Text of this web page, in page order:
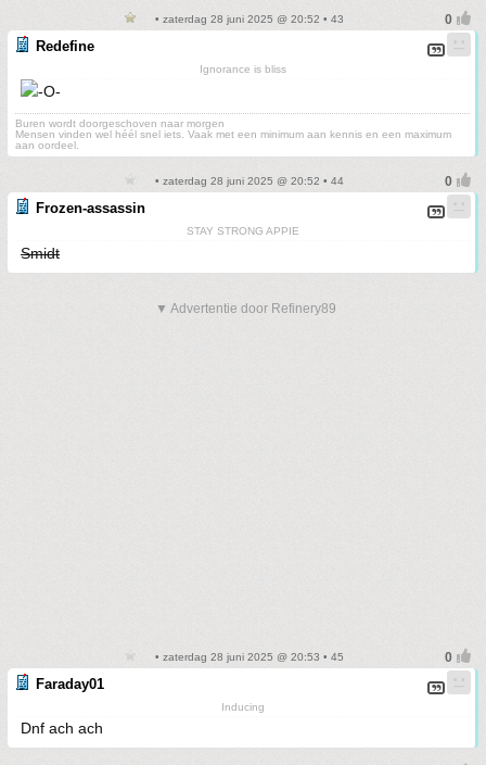
• zaterdag 28 juni 2025 @ 20:52 • 43
Redefine
Ignorance is bliss
Buren wordt doorgeschoven naar morgen
Mensen vinden wel héél snel iets. Vaak met een minimum aan kennis en een maximum
aan oordeel.
• zaterdag 28 juni 2025 @ 20:52 • 44
Frozen-assassin
STAY STRONG APPIE
Smidt
▼ Advertentie door Refinery89
• zaterdag 28 juni 2025 @ 20:53 • 45
Faraday01
Inducing
Dnf ach ach